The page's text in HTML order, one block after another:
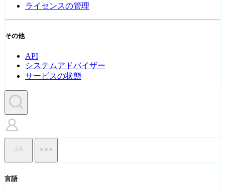
ライセンスの管理
その他
API
システムアドバイザー
サービスの状態
JA
言語